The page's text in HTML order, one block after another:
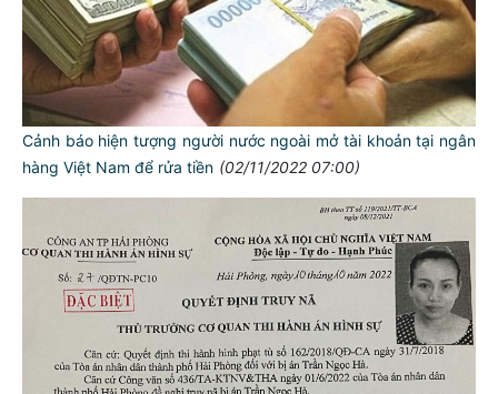
Cảnh báo hiện tượng người nước ngoài mở tài khoản tại ngân
hàng Việt Nam để rửa tiền (02/11/2022 07:00)